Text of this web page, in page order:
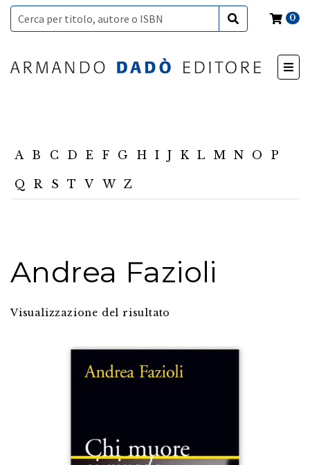
0
A B C D E F G H I J K L M N O P
Q R S T V W Z
Andrea Fazioli
Visualizzazione del risultato